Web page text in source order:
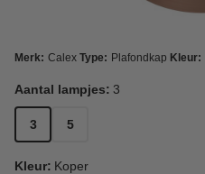
Merk: Calex Type: Plafondkap Kleur:
Aantal lampjes: 3
3 5
Kleur: Koper